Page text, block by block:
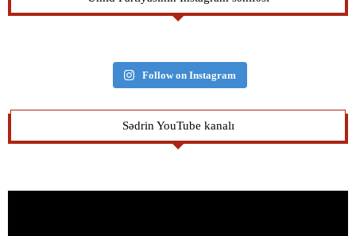
Follow on Instagram
Sədrin YouTube kanalı